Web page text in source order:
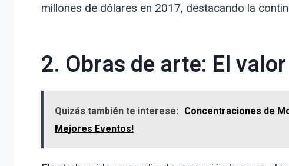
millones de dólares en 2017, destacando la
2. Obras de arte: El
Quizás también te interese:
Concentraciones de
Mejores Eventos!